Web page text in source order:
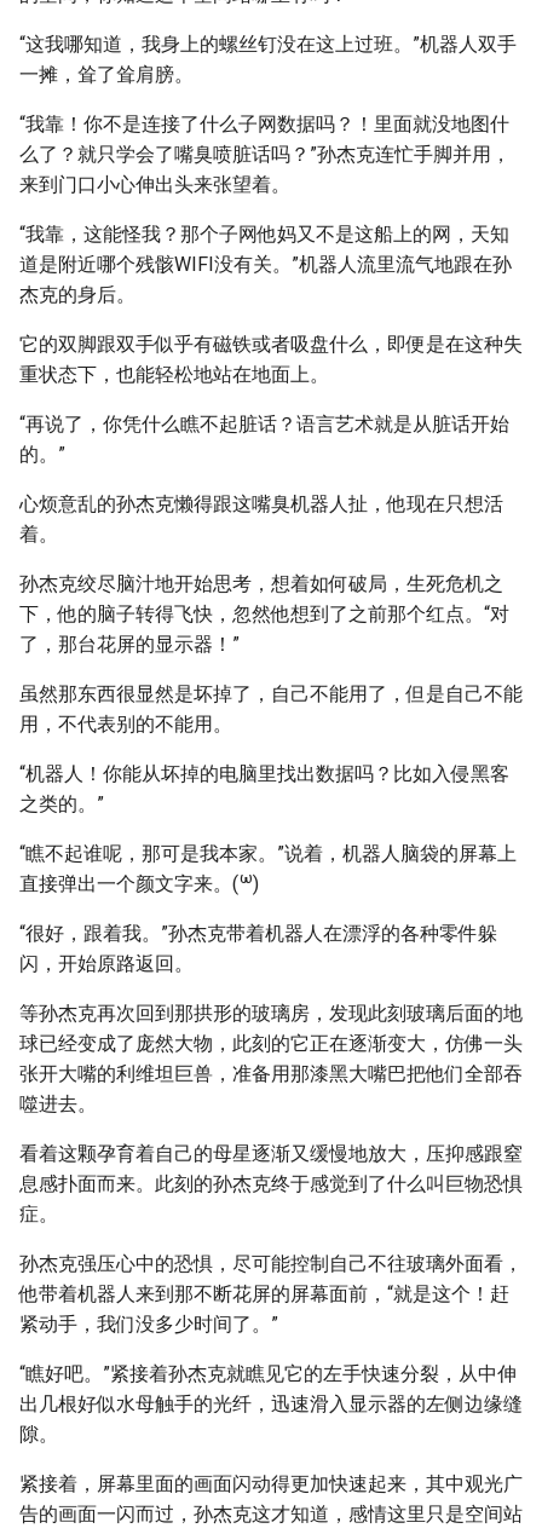
“这我哪知道，我身上的螺丝钉没在这上过班。”机器人双手
一摊，耸了耸肩膀。
“我靠！你不是连接了什么子网数据吗？！里面就没地图什
么了？就只学会了嘴臭喷脏话吗？”孙杰克连忙手脚并用，
来到门口小心伸出头来张望着。
“我靠，这能怪我？那个子网他妈又不是这船上的网，天知
道是附近哪个残骸WIFI没有关。”机器人流里流气地跟在孙
杰克的身后。
它的双脚跟双手似乎有磁铁或者吸盘什么，即便是在这种失
重状态下，也能轻松地站在地面上。
“再说了，你凭什么瞧不起脏话？语言艺术就是从脏话开始
的。”
心烦意乱的孙杰克懒得跟这嘴臭机器人扯，他现在只想活
着。
孙杰克绞尽脑汁地开始思考，想着如何破局，生死危机之
下，他的脑子转得飞快，忽然他想到了之前那个红点。“对
了，那台花屏的显示器！”
虽然那东西很显然是坏掉了，自己不能用了，但是自己不能
用，不代表别的不能用。
“机器人！你能从坏掉的电脑里找出数据吗？比如入侵黑客
之类的。”
“瞧不起谁呢，那可是我本家。”说着，机器人脑袋的屏幕上
直接弹出一个颜文字来。(ω)
“很好，跟着我。”孙杰克带着机器人在漂浮的各种零件躲
闪，开始原路返回。
等孙杰克再次回到那拱形的玻璃房，发现此刻玻璃后面的地
球已经变成了庞然大物，此刻的它正在逐渐变大，仿佛一头
张开大嘴的利维坦巨兽，准备用那漆黑大嘴巴把他们全部吞
噬进去。
看着这颗孕育着自己的母星逐渐又缓慢地放大，压抑感跟窒
息感扑面而来。此刻的孙杰克终于感觉到了什么叫巨物恐惧
症。
孙杰克强压心中的恐惧，尽可能控制自己不往玻璃外面看，
他带着机器人来到那不断花屏的屏幕面前，“就是这个！赶
紧动手，我们没多少时间了。”
“瞧好吧。”紧接着孙杰克就瞧见它的左手快速分裂，从中伸
出几根好似水母触手的光纤，迅速滑入显示器的左侧边缘缝
隙。
紧接着，屏幕里面的画面闪动得更加快速起来，其中观光广
告的画面一闪而过，孙杰克这才知道，感情这里只是空间站